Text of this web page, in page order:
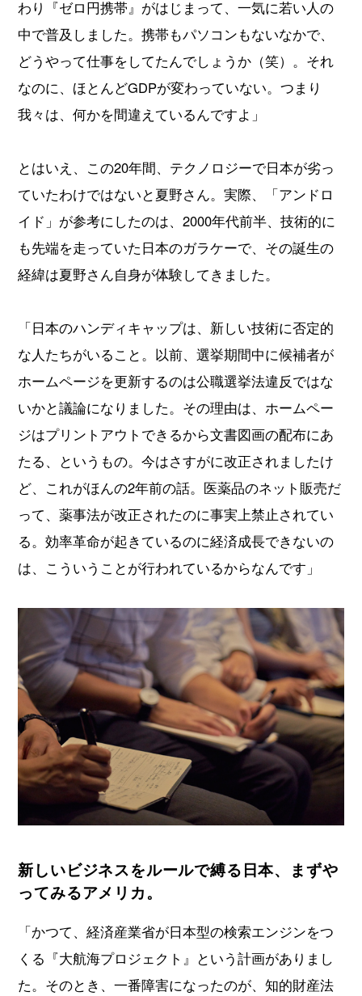
わり『ゼロ円携帯』がはじまって、一気に若い人の
中で普及しました。携帯もパソコンもないなかで、
どうやって仕事をしてたんでしょうか（笑）。それ
なのに、ほとんどGDPが変わっていない。つまり
我々は、何かを間違えているんですよ」
とはいえ、この20年間、テクノロジーで日本が劣っ
ていたわけではないと夏野さん。実際、「アンドロ
イド」が参考にしたのは、2000年代前半、技術的に
も先端を走っていた日本のガラケーで、その誕生の
経緯は夏野さん自身が体験してきました。
「日本のハンディキャップは、新しい技術に否定的
な人たちがいること。以前、選挙期間中に候補者が
ホームページを更新するのは公職選挙法違反ではな
いかと議論になりました。その理由は、ホームペー
ジはプリントアウトできるから文書図画の配布にあ
たる、というもの。今はさすがに改正されましたけ
ど、これがほんの2年前の話。医薬品のネット販売だ
って、薬事法が改正されたのに事実上禁止されてい
る。効率革命が起きているのに経済成長できないの
は、こういうことが行われているからなんです」
新しいビジネスをルールで縛る日本、まずや
ってみるアメリカ。
「かつて、経済産業省が日本型の検索エンジンをつ
くる『大航海プロジェクト』という計画がありまし
た。そのとき、一番障害になったのが、知的財産法